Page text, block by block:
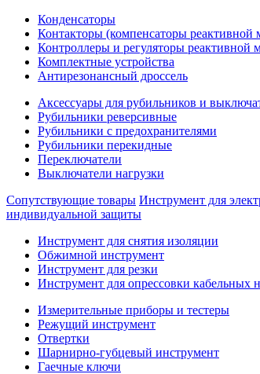
Конденсаторы
Контакторы (компенсаторы реактивной
Контроллеры и регуляторы реактивной
Комплектные устройства
Антирезонансный дроссель
Аксессуары для рубильников и
Рубильники реверсивные
Рубильники с предохранителями
Рубильники перекидные
Переключатели
Выключатели нагрузки
Сопутствующие товары Инструмент для
индивидуальной защиты
Инструмент для снятия изоляции
Обжимной инструмент
Инструмент для резки
Инструмент для опрессовки кабельных
Измерительные приборы и тестеры
Режущий инструмент
Отвертки
Шарнирно-губцевый инструмент
Гаечные ключи